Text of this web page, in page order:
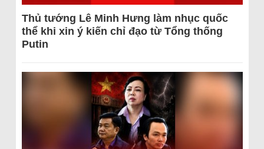
Thủ tướng Lê Minh Hưng làm nhục quốc
thể khi xin ý kiến chỉ đạo từ Tổng thống
Putin